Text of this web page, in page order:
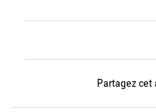
Partagez cet